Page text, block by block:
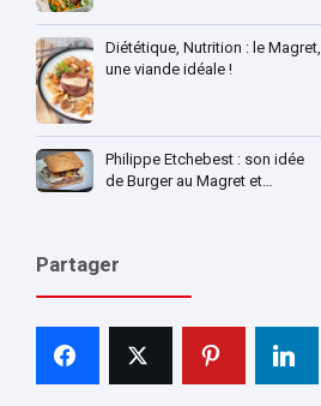
Diététique, Nutrition : le Magret,
une viande idéale !
Philippe Etchebest : son idée
de Burger au Magret et…
Partager